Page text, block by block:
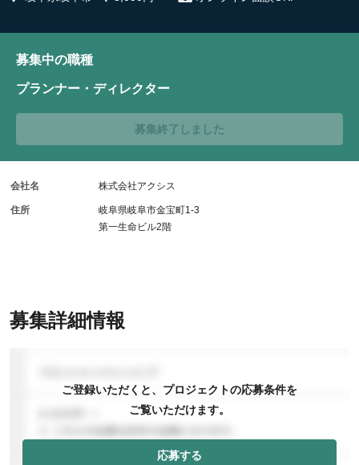
募集詳細情報
ご登録いただくと、プロジェクトの応募条件を
ご覧いただけます。
応募する
募集中の職種
プランナー・ディレクター
募集終了しました
会社名 株式会社アクシス
住所
岐阜県岐阜市金宝町1-3
第一生命ビル2階